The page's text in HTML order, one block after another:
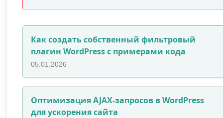
Как создать собственный фильтровый
плагин WordPress с примерами кода
05.01.2026
Оптимизация AJAX-запросов в WordPress
для ускорения сайта